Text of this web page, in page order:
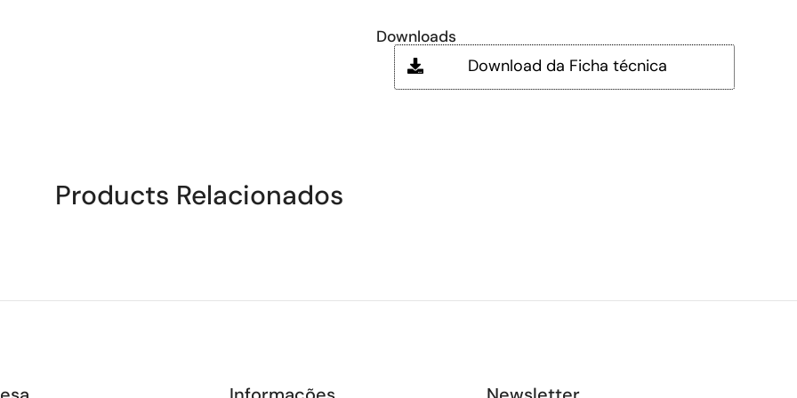
Downloads
Download da Ficha técnica
Products Relacionados